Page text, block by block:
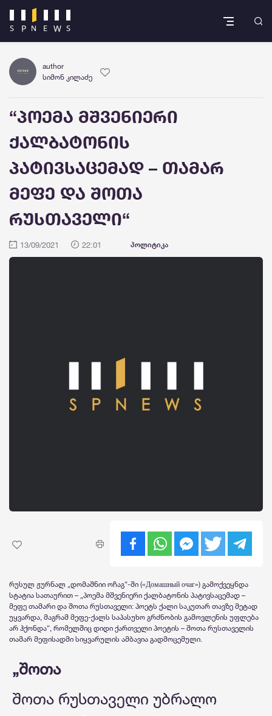
author
სიმონ კილაძე
“პოემა მშვენიერი
ქალბატონის
პატივსაცემად – თამარ
მეფე და შოთა
რუსთაველი“
13/09/2021 22:01 პოლიტიკა
რუსულ ჟურნალ „დომაშნიი ოჩაგ“-ში («Домашный очаг») გამოქვეყნდა
სტატია სათაურით – „პოემა მშვენიერი ქალბატონის პატივსაცემად –
მეფე თამარი და შოთა რუსთაველი: პოეტს ქალი საკუთარ თავზე მეტად
უყვარდა, მაგრამ მეფე-ქალს საპასუხო გრძნობის გამოვლენის უფლება
არ ჰქონდა“, რომელშიც დიდი ქართველი პოეტის – შოთა რუსთაველის
თამარ მეფისადმი სიყვარულის ამბავია გადმოცემული.
„შოთა
შოთა რუსთაველი უბრალო